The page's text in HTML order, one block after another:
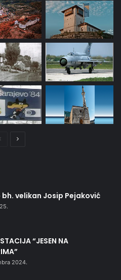
PrethodnaNaredna
bh. velikan Josip Pejaković
“JESEN NA
2024.